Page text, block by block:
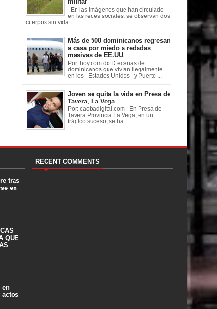
militar
En las imágenes que han circulado
en las redes sociales, se observan dos
cuerpos sin vida ...
Más de 500 dominicanos regresan
a casa por miedo a redadas
masivas de EE.UU.
Por: hoy.com.do D ecenas de
dominicanos que vivían ilegalmente
en los Estados Unidos y Puerto ...
Joven se quita la vida en Presa de
Tavera, La Vega
Por: caobadigital.com En Presa de
Tavera Provincia La Vega, en un
trágico suceso, se ha ...
tras
en
QUE
en
actos
RECENT COMMENTS